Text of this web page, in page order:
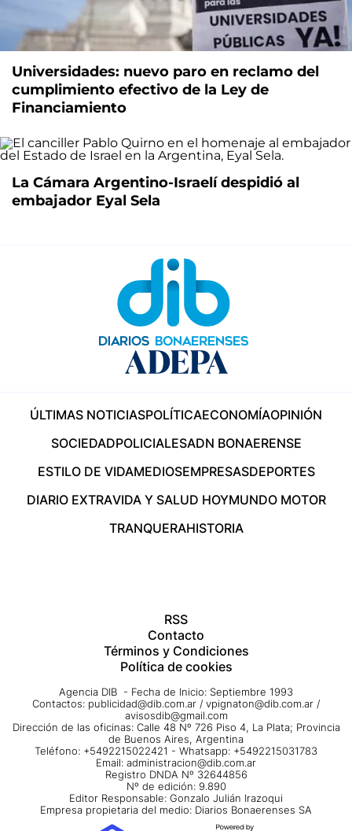
Universidades: nuevo paro en reclamo del
cumplimiento efectivo de la Ley de
Financiamiento
La Cámara Argentino-Israelí despidió al
embajador Eyal Sela
ÚLTIMAS NOTICIASPOLÍTICAECONOMÍAOPINIÓN
SOCIEDADPOLICIALESADN BONAERENSE
ESTILO DE VIDAMEDIOSEMPRESASDEPORTES
DIARIO EXTRAVIDA Y SALUD HOYMUNDO MOTOR
TRANQUERAHISTORIA
RSS
Contacto
Términos y Condiciones
Política de cookies
Agencia DIB - Fecha de Inicio: Septiembre 1993
Contactos: publicidad@dib.com.ar / vpignaton@dib.com.ar /
avisosdib@gmail.com
Dirección de las oficinas: Calle 48 Nº 726 Piso 4, La Plata; Provincia
de Buenos Aires, Argentina
Teléfono: +5492215022421 - Whatsapp: +5492215031783
Email: administracion@dib.com.ar
Registro DNDA Nº 32644856
Nº de edición: 9.890
Editor Responsable: Gonzalo Julián Irazoqui
Empresa propietaria del medio: Diarios Bonaerenses SA